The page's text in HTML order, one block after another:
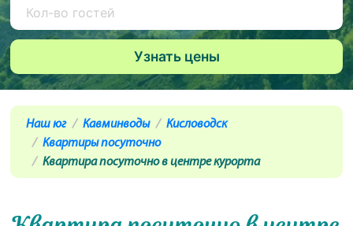
Наш юг Кавминводы
Кисловодск
Квартиры посуточно
Квартира посуточно в центре курорта